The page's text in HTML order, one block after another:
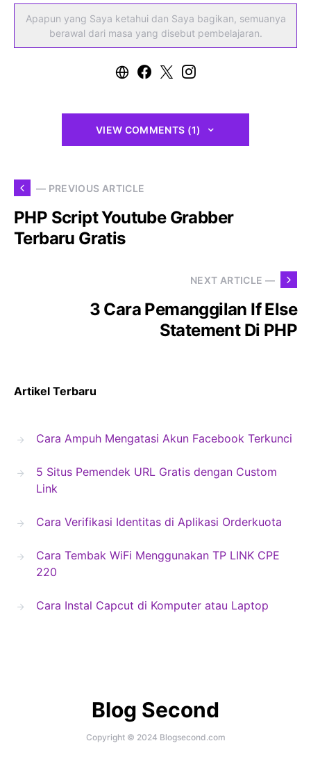
Apapun yang Saya ketahui dan Saya bagikan, semuanya
berawal dari masa yang disebut pembelajaran.
VIEW COMMENTS (1)
— PREVIOUS ARTICLE
PHP Script Youtube Grabber
Terbaru Gratis
NEXT ARTICLE —
3 Cara Pemanggilan If Else
Statement Di PHP
Artikel Terbaru
Cara Ampuh Mengatasi Akun Facebook Terkunci
5 Situs Pemendek URL Gratis dengan Custom
Link
Cara Verifikasi Identitas di Aplikasi Orderkuota
Cara Tembak WiFi Menggunakan TP LINK CPE
220
Cara Instal Capcut di Komputer atau Laptop
Blog Second
Copyright © 2024 Blogsecond.com